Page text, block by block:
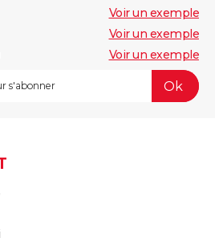
Voir un exemple
Voir un exemple
Voir un exemple